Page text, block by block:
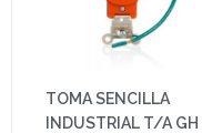
TOMA SENCILLA
INDUSTRIAL T/A GH